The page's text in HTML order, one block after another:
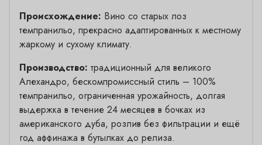
Происхождение: Вино со старых лоз
темпранильо, прекрасно адаптированных к местному
жаркому и сухому климату.
Производство: традиционный для великого
Алехандро, бескомпромиссный стиль – 100%
темпранильо, ограниченная урожайность, долгая
выдержка в течение 24 месяцев в бочках из
американского дуба, розлив без фильтрации и ещё
год аффинажа в бутылках до релиза.